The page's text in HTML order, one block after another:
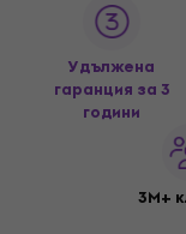
Удължена
гаранция за 3
години
3M+